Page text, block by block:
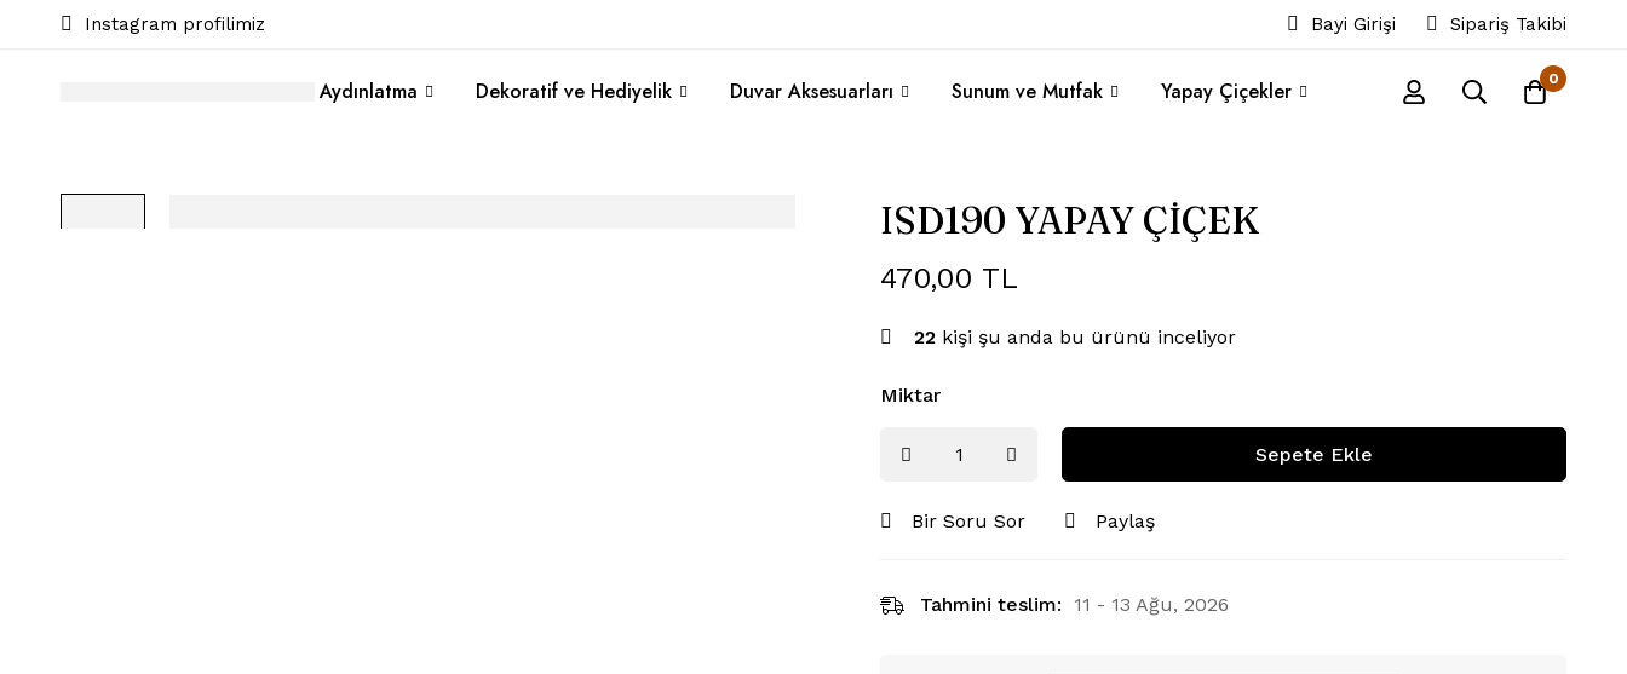
Instagram profilimiz Bayi Girişi Sipariş Takibi
Aydınlatma Dekoratif ve Hediyelik Duvar Aksesuarları Sunum ve Mutfak Yapay Çiçekler 0
ISD190 YAPAY ÇİÇEK
470,00 TL
22 kişi şu anda bu ürünü inceliyor
Miktar
Sepete Ekle
Bir Soru Sor Paylaş
Tahmini teslim: 11 - 13 Ağu, 2026